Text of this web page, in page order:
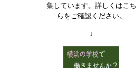
集しています。詳しくはこち
らをご確認ください。
↓